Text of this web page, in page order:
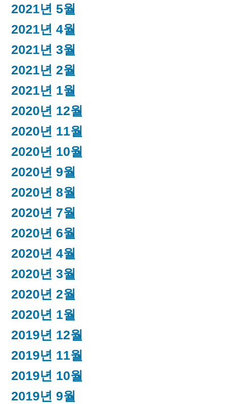
2021년 5월
2021년 4월
2021년 3월
2021년 2월
2021년 1월
2020년 12월
2020년 11월
2020년 10월
2020년 9월
2020년 8월
2020년 7월
2020년 6월
2020년 4월
2020년 3월
2020년 2월
2020년 1월
2019년 12월
2019년 11월
2019년 10월
2019년 9월